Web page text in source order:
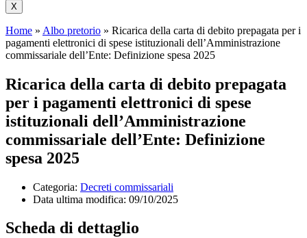
X
Home » Albo pretorio » Ricarica della carta di debito prepagata per i
pagamenti elettronici di spese istituzionali dell’Amministrazione
commissariale dell’Ente: Definizione spesa 2025
Ricarica della carta di debito prepagata
per i pagamenti elettronici di spese
istituzionali dell’Amministrazione
commissariale dell’Ente: Definizione
spesa 2025
Categoria: Decreti commissariali
Data ultima modifica: 09/10/2025
Scheda di dettaglio